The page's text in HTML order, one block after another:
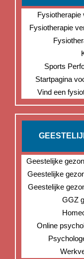
Fysiotherapie
Fysiotherapie
Sports
Startpagina
Vind een
Geestelijke
Geestelijke
Geestelijke
GGZ
Online